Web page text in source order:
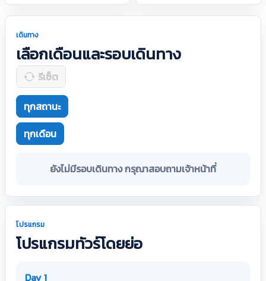
เดินทาง
เลือกเดือนและรอบเดินทาง
รีเซ็ต
ทุกสถานะ
ทุกเดือน
ยังไม่มีรอบเดินทาง กรุณาสอบถามเจ้าหน้าที่
โปรแกรม
โปรแกรมทัวร์โดยย่อ
Day 1